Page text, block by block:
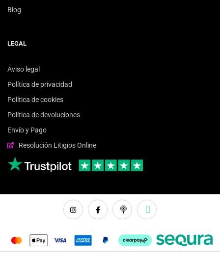
Blog
LEGAL
Aviso legal
Política de privacidad
Política de cookies
Política de devoluciones
Envío y Pago
Resolución Litigios Online